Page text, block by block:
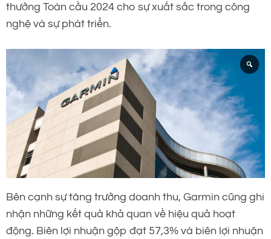
thưởng Toàn cầu 2024 cho sự xuất sắc trong công
nghệ và sự phát triển.
Bên cạnh sự tăng trưởng doanh thu, Garmin cũng ghi
nhận những kết quả khả quan về hiệu quả hoạt
động. Biên lợi nhuận gộp đạt 57,3% và biên lợi nhuận